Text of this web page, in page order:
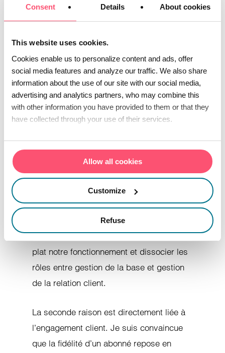
Consent Details About cookies
This website uses cookies.
Cookies enable us to personalize content and ads, offer
social media features and analyze our traffic. We also share
information about the use of our site with our social media,
advertising and analytics partners, who may combine this
with other information you have provided to them or that they
have collected through your use of their services.
Allow all cookies
Customize
Refuse
mailing. Le chiffre d’affaires moyen par
abonné dans la presse féminine reste
Pourquoi avoir lancé un
appel d’offres pour votre
relation abonnés ?
d’offres pour deux raisons principales.
La première tient à notre organisation
historique. Nous travaillions depuis plus
de trente ans avec un même prestataire
en charge de la gestion de la base
abonnés. Nous avons souhaité remettre à
plat notre fonctionnement et dissocier les
rôles entre gestion de la base et gestion
de la relation client.
La seconde raison est directement liée à
l’engagement client. Je suis convaincue
que la fidélité d’un abonné repose en